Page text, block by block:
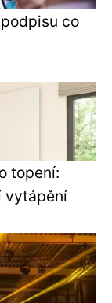
co
topení:
vytápění